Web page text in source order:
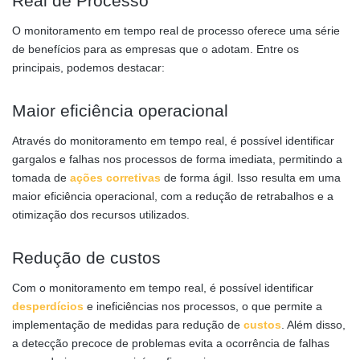
O monitoramento em tempo real de processo oferece uma série
de benefícios para as empresas que o adotam. Entre os
principais, podemos destacar:
Maior eficiência operacional
Através do monitoramento em tempo real, é possível identificar
gargalos e falhas nos processos de forma imediata, permitindo a
tomada de ações corretivas de forma ágil. Isso resulta em uma
maior eficiência operacional, com a redução de retrabalhos e a
otimização dos recursos utilizados.
Redução de custos
Com o monitoramento em tempo real, é possível identificar
desperdícios e ineficiências nos processos, o que permite a
implementação de medidas para redução de custos. Além disso,
a detecção precoce de problemas evita a ocorrência de falhas